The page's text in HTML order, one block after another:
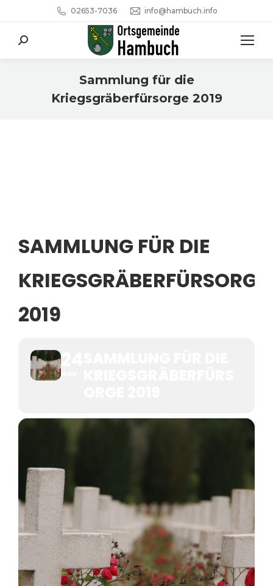
02653-7036 info@hambuch.info
Search:
Sammlung für die
Kriegsgräberfürsorge 2019
SAMMLUNG FÜR DIE
KRIEGSGRÄBERFÜRSORGE
2019